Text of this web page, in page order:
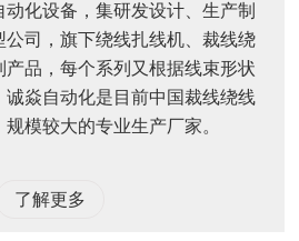
化设备，集研发设计、生产制
司，旗下绕线扎线机、裁线绕
品，每个系列又根据线束形状
诚焱自动化是目前中国裁线绕线
模较大的专业生产厂家。
了解更多